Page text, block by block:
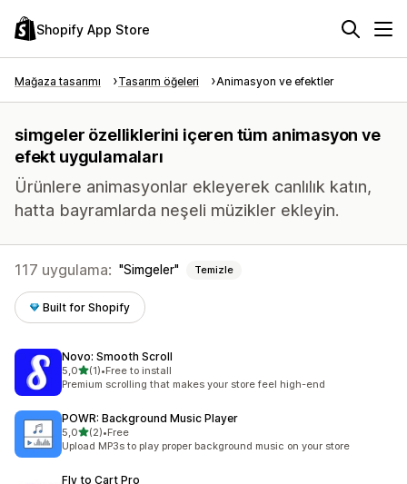
Shopify App Store
Mağaza tasarımı Tasarım öğeleri Animasyon ve efektler
simgeler özelliklerini içeren tüm animasyon ve
efekt uygulamaları
Ürünlere animasyonlar ekleyerek canlılık katın,
hatta bayramlarda neşeli müzikler ekleyin.
117 uygulama: Simgeler Temizle
Built for Shopify
Novo: Smooth Scroll
5,05 yıldız üzerinden
(1)
toplam 1 değerlendirme
•Free to install
Premium scrolling that makes your store feel high-end
POWR: Background Music Player
5,05 yıldız üzerinden
(2)
toplam 2 değerlendirme
•Free
Upload MP3s to play proper background music on your store
Fly to Cart Pro